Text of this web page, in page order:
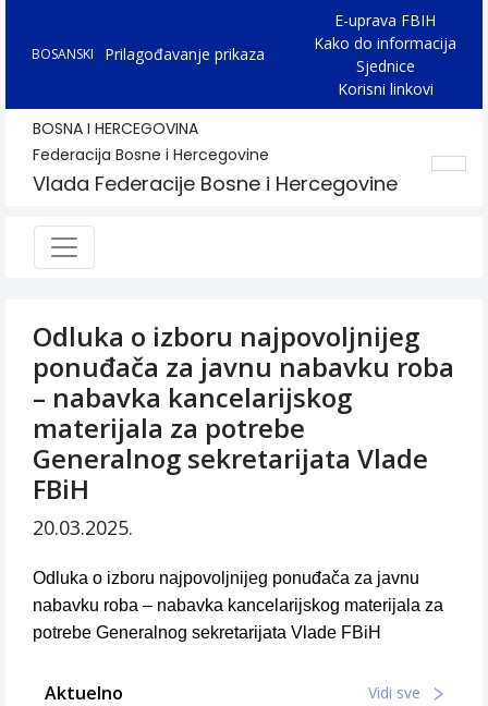
BOSANSKI Prilagođavanje prikaza
E-uprava FBIH
Kako do informacija
Sjednice
Korisni linkovi
BOSNA I HERCEGOVINA
Federacija Bosne i Hercegovine
Vlada Federacije Bosne i Hercegovine
Odluka o izboru najpovoljnijeg
ponuđača za javnu nabavku roba
– nabavka kancelarijskog
materijala za potrebe
Generalnog sekretarijata Vlade
FBiH
20.03.2025.
Odluka o izboru najpovoljnijeg ponuđača za javnu
nabavku roba – nabavka kancelarijskog materijala za
potrebe Generalnog sekretarijata Vlade FBiH
Aktuelno Vidi sve